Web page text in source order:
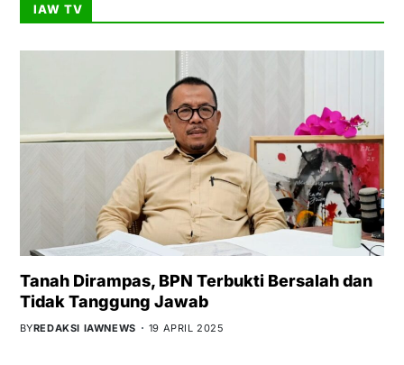
IAW TV
Tanah Dirampas, BPN Terbukti Bersalah dan
Tidak Tanggung Jawab
BYREDAKSI IAWNEWS 19 APRIL 2025